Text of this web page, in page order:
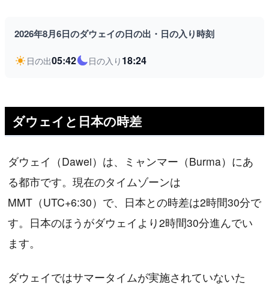
2026年8月6日のダウェイの日の出・日の入り時刻
日の出05:42 日の入り 18:24
ダウェイと日本の時差
ダウェイ（Dawei）は、ミャンマー（Burma）にあ
る都市です。現在のタイムゾーンは
MMT（UTC+6:30）で、日本との時差は2時間30分で
す。日本のほうがダウェイより2時間30分進んでい
ます。
ダウェイではサマータイムが実施されていないた